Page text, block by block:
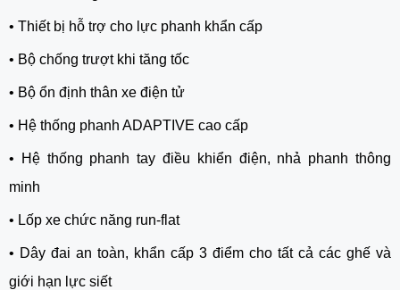
• Thiết bị hỗ trợ cho lực phanh khẩn cấp
• Bộ chống trượt khi tăng tốc
• Bộ ổn định thân xe điện tử
• Hệ thống phanh ADAPTIVE cao cấp
•
Hệ thống phanh tay điều khiển điện, nhả phanh thông
minh
• Lốp xe chức năng run-flat
• Dây đai an toàn, khẩn cấp 3 điểm cho tất cả các ghế và
giới hạn lực siết